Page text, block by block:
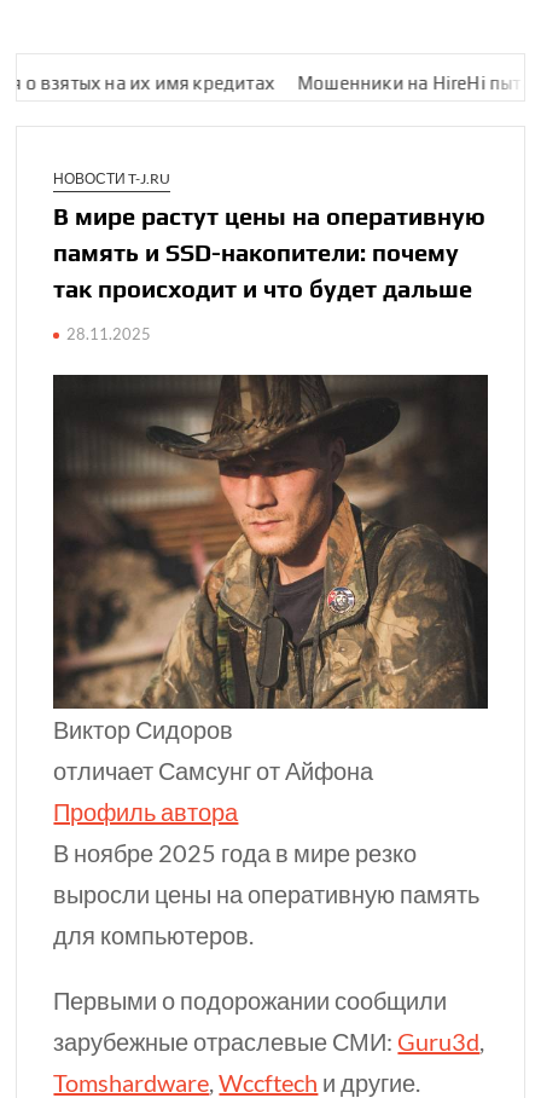
их имя кредитах Мошенники на HireHi пытались обмануть
НОВОСТИ T-J.RU
В мире растут цены на оперативную
память и SSD⁠-⁠нако­пители: почему
так происходит и что будет дальше
28.11.2025
Виктор Сидоров
отличает Самсунг от Айфона
Профиль автора
В ноябре 2025 года в мире резко
выросли цены на оперативную память
для компьютеров.
Первыми о подорожании сообщили
зарубежные отраслевые СМИ: Guru3d,
Tomshardware,Wccftech и другие.